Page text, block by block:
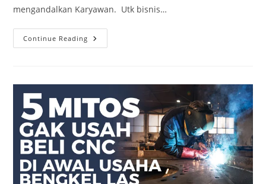
mengandalkan Karyawan. Utk bisnis…
Continue Reading
HAL
DILAKUKAN
DI
AWAL
MEMILIKI
MESIN
CNC
PLASMA
&
CNC
ROUTER